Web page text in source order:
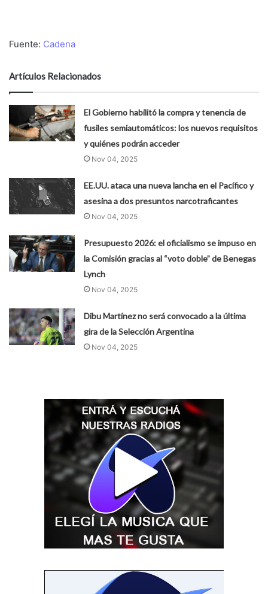
Fuente: Cadena
Artículos Relacionados
El Gobierno habilitó la compra y tenencia de
fusiles semiautomáticos: los nuevos requisitos
y quiénes podrán acceder
Nov 04, 2025
EE.UU. ataca una nueva lancha en el Pacífico y
asesina a dos presuntos narcotraficantes
Nov 04, 2025
Presupuesto 2026: el oficialismo se impuso en
la Comisión gracias al “voto doble” de Benegas
Lynch
Nov 04, 2025
Dibu Martínez no será convocado a la última
gira de la Selección Argentina
Nov 04, 2025